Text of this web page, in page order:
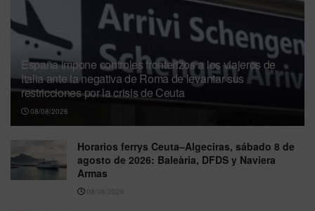
España impone controles fronterizos a los viajeros de
Italia ante la negativa de Roma de levantar sus
restricciones por la crisis de Ceuta
08/08/2026
Horarios ferrys Ceuta–Algeciras, sábado 8 de
agosto de 2026: Baleària, DFDS y Naviera
Armas
08/08/2026